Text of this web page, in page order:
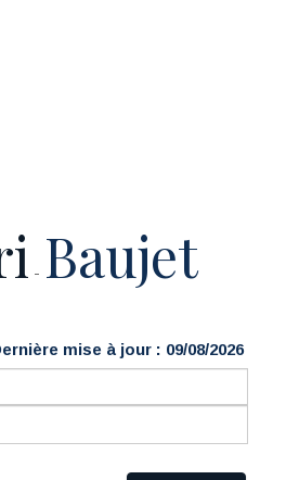
- Baujet
mise à jour : 09/08/2026